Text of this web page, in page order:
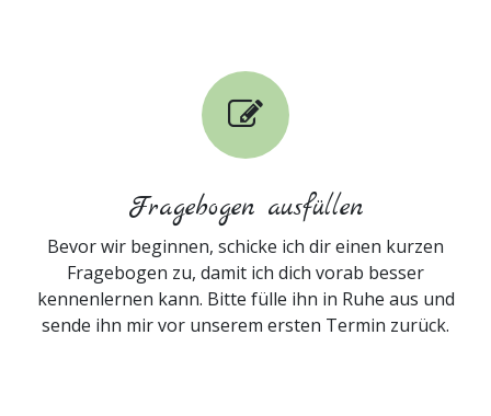
Fragebogen ausfüllen
Bevor wir beginnen, schicke ich dir einen kurzen
Fragebogen zu, damit ich dich vorab besser
kennenlernen kann. Bitte fülle ihn in Ruhe aus und
sende ihn mir vor unserem ersten Termin zurück.